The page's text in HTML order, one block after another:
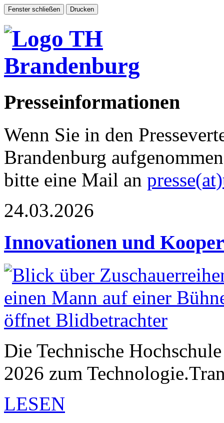
Presseinformationen
Wenn Sie in den
Brandenburg
bitte eine Mail an
24.03.2026
Innovationen und
Die Technische
2026 zum
LESEN